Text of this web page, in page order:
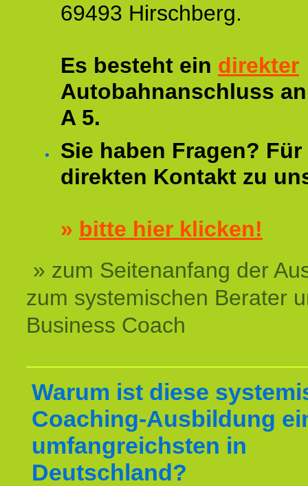
69493 Hirschberg.
Es besteht ein direkter
Autobahnanschluss
A 5.
Sie haben Fragen?
direkten Kontakt zu
» bitte hier klicken!
» zum Seitenanfang der
zum systemischen Berater
Business Coach
Warum ist diese
Coaching-Ausbildung
umfangreichsten in
Deutschland?